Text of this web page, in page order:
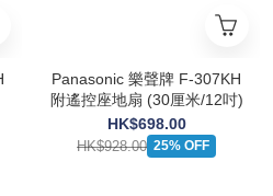
Panasonic 樂聲牌 F-307KH
附遙控座地扇 (30厘米/12吋)
HK$698.00
HK$928.00 25% OFF